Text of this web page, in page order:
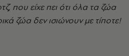
που είχε πει ότι όλα τα ζώα
ζώα δεν ισιώνουν με τίποτε!